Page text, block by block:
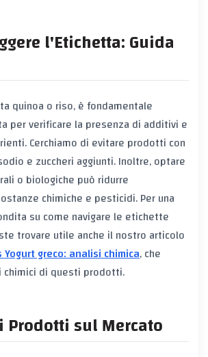
l'Etichetta: Guida
quinoa o riso, è fondamentale
per verificare la presenza di additivi e
Cerchiamo di evitare prodotti con
e zuccheri aggiunti. Inoltre, optare
o biologiche può ridurre
chimiche e pesticidi. Per una
su come navigare le etichette
trovare utile anche il nostro articolo
greco: analisi chimica, che
di questi prodotti.
sul Mercato